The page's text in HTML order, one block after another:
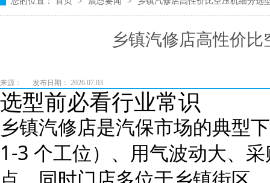
乡镇汽修店高性价
来源： 发布日期： 2026.07.03
选型前必看行业常识
乡镇汽修店是汽保市场的典型
1-3 个工位）、用气波动大、